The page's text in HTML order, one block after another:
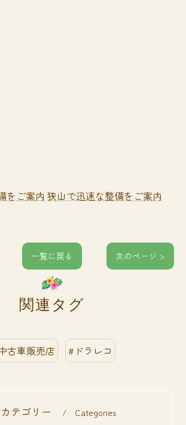
をご案内 狭山で迅速な整備をご案内
一覧に戻る 次のページ >
関連タグ
古車販売店 #ドラレコ
カテゴリー Categories